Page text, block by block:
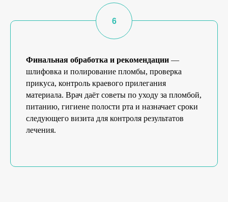
Финальная обработка и рекомендации —
шлифовка и полирование пломбы, проверка
прикуса, контроль краевого прилегания
материала. Врач даёт советы по уходу за пломбой,
питанию, гигиене полости рта и назначает сроки
следующего визита для контроля результатов
лечения.